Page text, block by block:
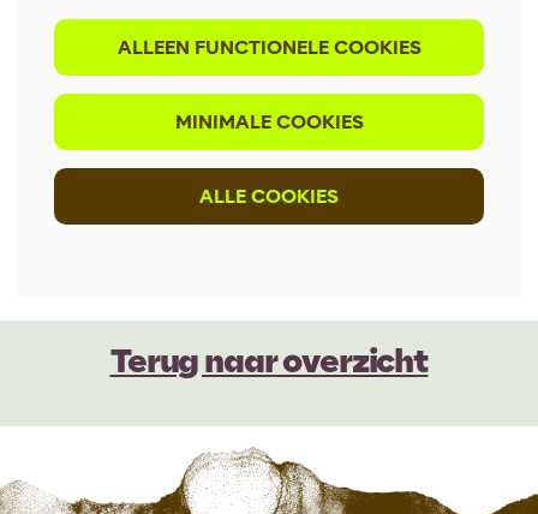
ALLEEN FUNCTIONELE COOKIES
MINIMALE COOKIES
ALLE COOKIES
Terug naar overzicht